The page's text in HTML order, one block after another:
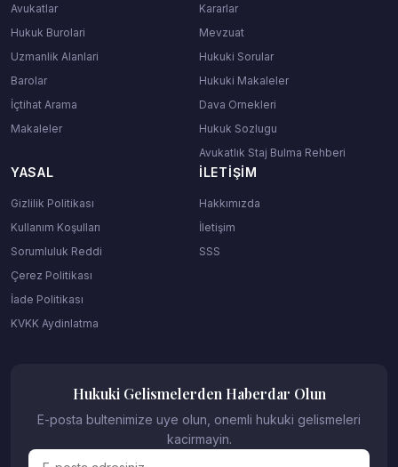
Avukatlar
Hukuk Burolari
Uzmanlik Alanlari
Barolar
İçtihat Arama
Makaleler
Kararlar
Mevzuat
Hukuki Sorular
Hukuki Makaleler
Dava Ornekleri
Hukuk Sozlugu
Avukatlık Staj Bulma Rehberi
YASAL
Gizlilik Politikası
Kullanım Koşulları
Sorumluluk Reddi
Çerez Politikası
İade Politikası
KVKK Aydinlatma
İLETIŞIM
Hakkımızda
İletişim
SSS
Hukuki Gelismelerden Haberdar Olun
E-posta bultenimize uye olun, onemli hukuki gelismeleri
kacirmayin.